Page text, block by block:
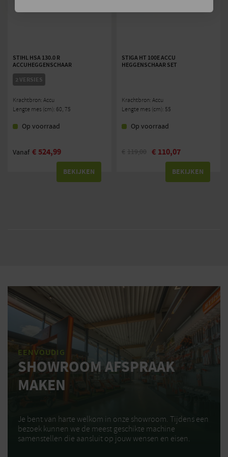
STIHL HSA 130.0 R
ACCUHEGGENSCHAAR
2 VERSIES
Krachtbron: Accu
Lengte mes (cm): 60, 75
Op voorraad
Vanaf € 524,99
BEKIJKEN
STIGA HT 100E ACCU
HEGGENSCHAAR SET
Krachtbron: Accu
Lengte mes (cm): 55
Op voorraad
€ 119,00 € 110,07
BEKIJKEN
EENVOUDIG
SHOWROOM AFSPRAAK
MAKEN
Je bent van harte welkom in onze showroom. Tijdens een
bezoek kunnen we de meest geschikte machine
samenstellen die aansluit op jouw wensen en eisen.